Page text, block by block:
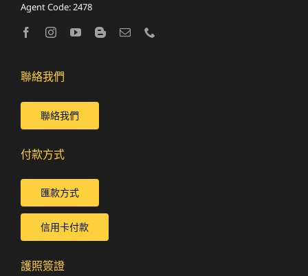
Agent Code: 2478
聯絡我們
聯絡我們
付款方式
匯款方式
信用卡付款
護照簽證